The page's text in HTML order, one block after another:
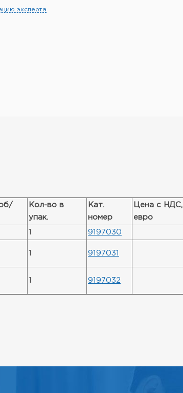
эксперта
Кол-во в
упак.
Кат.
номер
Цена с НДС,
евро
1 9197030
1 9197031
1 9197032